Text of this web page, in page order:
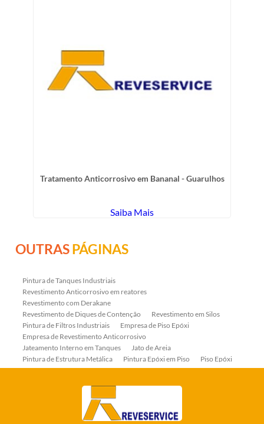
Tratamento Anticorrosivo em Bananal - Guarulhos
Saiba Mais
OUTRASPÁGINAS
Pintura de Tanques Industriais
Revestimento Anticorrosivo em reatores
Revestimento com Derakane
Revestimento de Diques de Contenção
Revestimento em Silos
Pintura de Filtros Industriais
Empresa de Piso Epóxi
Empresa de Revestimento Anticorrosivo
Jateamento Interno em Tanques
Jato de Areia
Pintura de Estrutura Metálica
Pintura Epóxi em Piso
Piso Epóxi
Piso Epóxi Autonivelante
Revestimento E-coat em Serpentinas
Revestimentos Anticorrosivos em Trocadores de Calor
Revestimentos em Tanques
Revestimentos Fenólicos